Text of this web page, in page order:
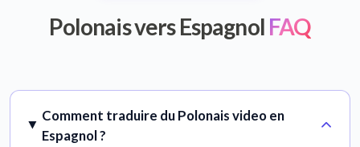
Polonais vers Espagnol FAQ
Comment traduire du Polonais video en
Espagnol ?